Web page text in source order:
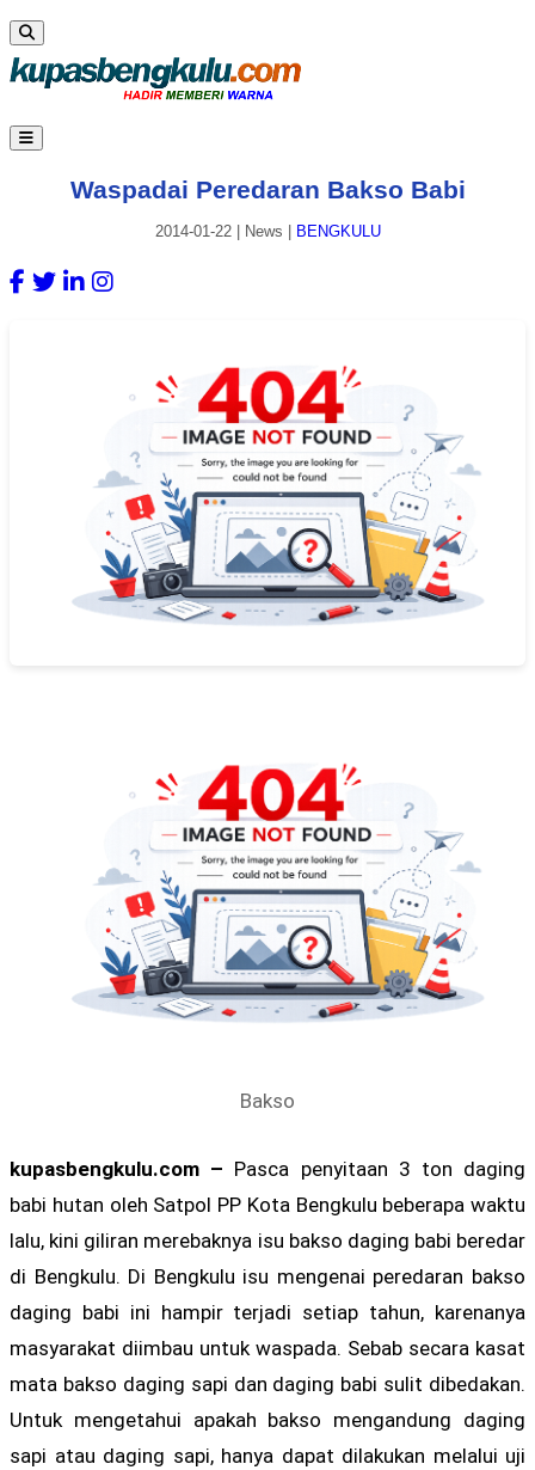
Waspadai Peredaran Bakso Babi
2014-01-22| News BENGKULU
Bakso
kupasbengkulu.com – Pasca penyitaan 3 ton daging
babi hutan oleh Satpol PP Kota Bengkulu beberapa waktu
lalu, kini giliran merebaknya isu bakso daging babi beredar
di Bengkulu. Di Bengkulu isu mengenai peredaran bakso
daging babi ini hampir terjadi setiap tahun, karenanya
masyarakat diimbau untuk waspada. Sebab secara kasat
mata bakso daging sapi dan daging babi sulit dibedakan.
Untuk mengetahui apakah bakso mengandung daging
sapi atau daging sapi, hanya dapat dilakukan melalui uji